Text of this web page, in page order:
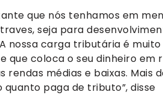
que nós tenhamos em
seja para
nossa carga tributária é
que coloca o seu dinheiro em
rendas médias e baixas. Mais
quanto paga de tributo”, disse